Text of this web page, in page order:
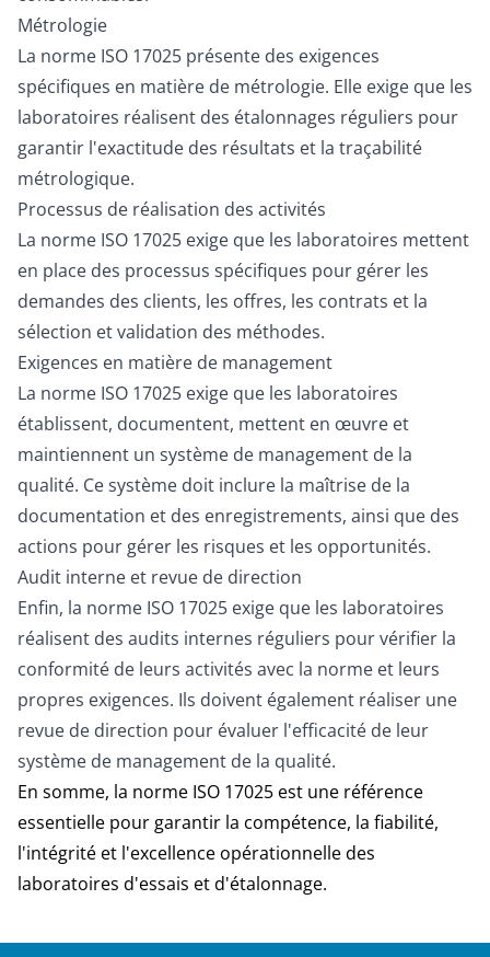
Métrologie
La norme ISO 17025 présente des exigences
spécifiques en matière de métrologie. Elle exige que les
laboratoires réalisent des étalonnages réguliers pour
garantir l'exactitude des résultats et la traçabilité
métrologique.
Processus de réalisation des activités
La norme ISO 17025 exige que les laboratoires mettent
en place des processus spécifiques pour gérer les
demandes des clients, les offres, les contrats et la
sélection et validation des méthodes.
Exigences en matière de management
La norme ISO 17025 exige que les laboratoires
établissent, documentent, mettent en œuvre et
maintiennent un système de management de la
qualité. Ce système doit inclure la maîtrise de la
documentation et des enregistrements, ainsi que des
actions pour gérer les risques et les opportunités.
Audit interne et revue de direction
Enfin, la norme ISO 17025 exige que les laboratoires
réalisent des audits internes réguliers pour vérifier la
conformité de leurs activités avec la norme et leurs
propres exigences. Ils doivent également réaliser une
revue de direction pour évaluer l'efficacité de leur
système de management de la qualité.
En somme, la norme ISO 17025 est une référence
essentielle pour garantir la compétence, la fiabilité,
l'intégrité et l'excellence opérationnelle des
laboratoires d'essais et d'étalonnage.